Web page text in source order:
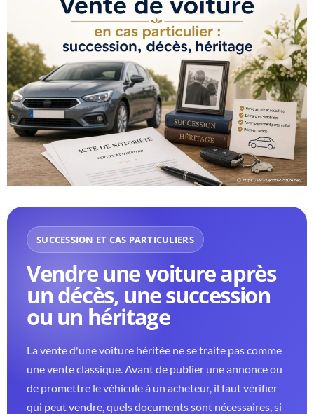
SUCCESSION ET CAS PARTICULIERS
Vendre une voiture après
un décès, une succession
ou un héritage
La vente d'une voiture héritée ne se traite pas comme
une vente classique. Avant de publier une annonce ou
de promettre le véhicule à un acheteur, il faut vérifier
qui peut vendre, quels documents sont nécessaires, si